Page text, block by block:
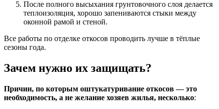
После полного высыхания грунтовочного слоя делается
теплоизоляция, хорошо запениваются стыки между
оконной рамой и стеной.
Все работы по отделке откосов проводить лучше в тёплые
сезоны года.
Зачем нужно их защищать?
Причин, по которым оштукатуривание откосов — это
необходимость, а не желание хозяев жилья, несколько: